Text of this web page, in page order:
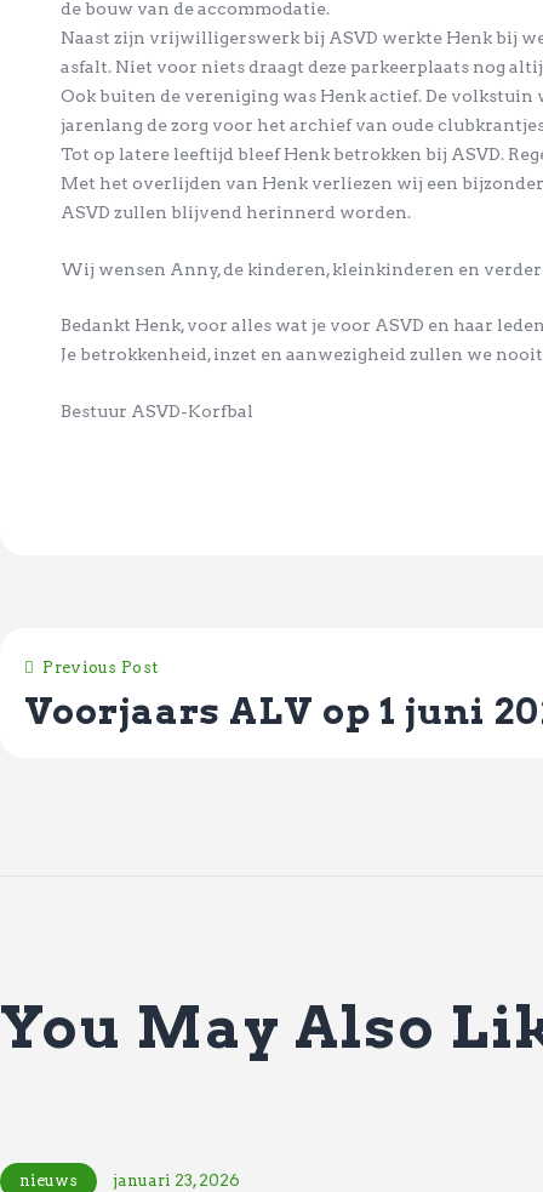
de bouw van de accommodatie.
Naast zijn vrijwilligerswerk bij ASVD werkte Henk bij
asfalt. Niet voor niets draagt deze parkeerplaats nog
Ook buiten de vereniging was Henk actief. De volkstuin
jarenlang de zorg voor het archief van oude
Tot op latere leeftijd bleef Henk betrokken bij ASVD.
Met het overlijden van Henk verliezen wij een
ASVD zullen blijvend herinnerd worden.
Wij wensen Anny, de kinderen, kleinkinderen en
Bedankt Henk, voor alles wat je voor ASVD en haar
Je betrokkenheid, inzet en aanwezigheid zullen we
Bestuur ASVD-Korfbal
Previous Post
Voorjaars ALV op 1 juni
You May Also
nieuws januari 23, 2026